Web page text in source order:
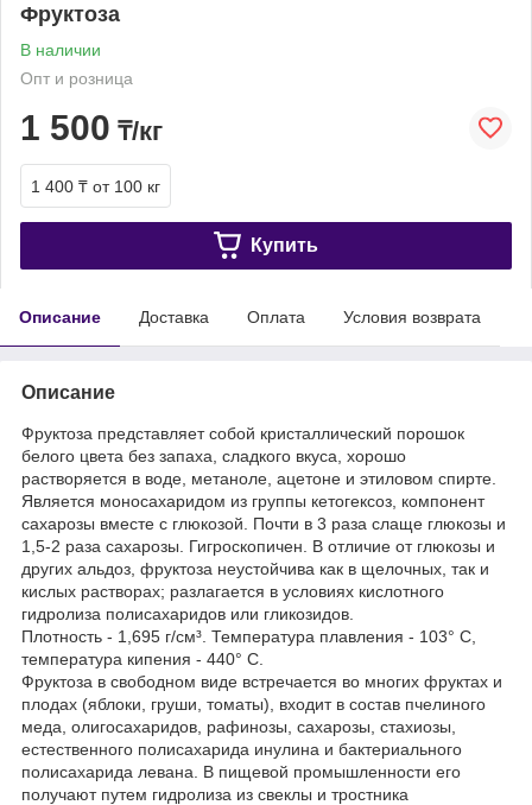
Фруктоза
В наличии
Опт и розница
1 500 ₸/кг
1 400 ₸ от 100 кг
Купить
Описание Доставка Оплата Условия возврата
Описание
Фруктоза представляет собой кристаллический порошок
белого цвета без запаха, сладкого вкуса, хорошо
растворяется в воде, метаноле, ацетоне и этиловом спирте.
Является моносахаридом из группы кетогексоз, компонент
сахарозы вместе с глюкозой. Почти в 3 раза слаще глюкозы и
1,5-2 раза сахарозы. Гигроскопичен. В отличие от глюкозы и
других альдоз, фруктоза неустойчива как в щелочных, так и
кислых растворах; разлагается в условиях кислотного
гидролиза полисахаридов или гликозидов.
Плотность - 1,695 г/см³. Температура плавления - 103° С,
температура кипения - 440° С.
Фруктоза в свободном виде встречается во многих фруктах и
плодах (яблоки, груши, томаты), входит в состав пчелиного
меда, олигосахаридов, рафинозы, сахарозы, стахиозы,
естественного полисахарида инулина и бактериального
полисахарида левана. В пищевой промышленности его
получают путем гидролиза из свеклы и тростника